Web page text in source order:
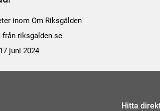
inom Om Riksgälden
från riksgalden.se
juni 2024
Hitta